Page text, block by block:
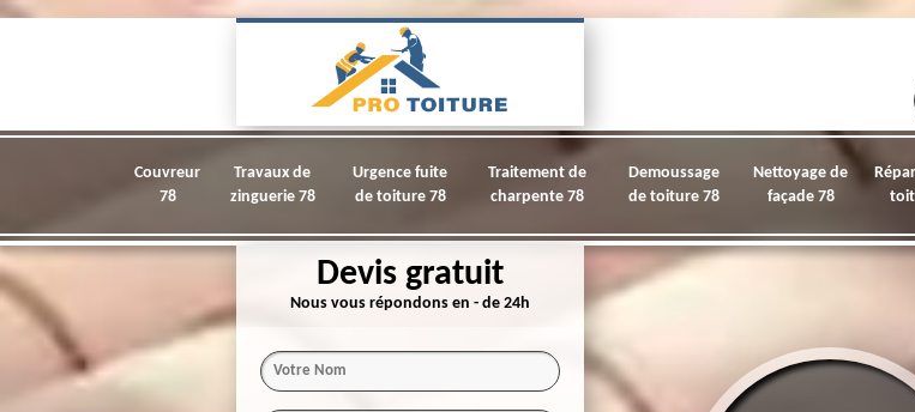
Couvreur
78
Travaux de
zinguerie 78
Urgence fuite
de toiture 78
Traitement de
charpente 78
Demoussage
de toiture 78
Nettoyage de
façade 78
Devis gratuit
Nous vous répondons en - de 24h